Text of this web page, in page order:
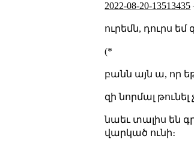
2022-08-20-13513435
ուրեմն, դուրս
(*
բանն այն ա, որ
զի նորմալ
նաեւ տալիս են
վարկած ունի։